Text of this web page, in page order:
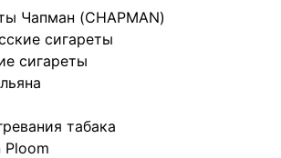
Чапман (CHAPMAN)
сигареты
сигареты
табака
Ploom